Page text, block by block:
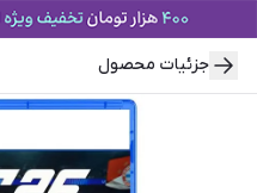
جزئیات محصول